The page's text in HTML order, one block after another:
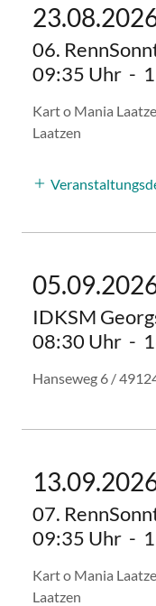
06.
09:35 Uhr -
Kart o Mania
Laatzen
IDKSM
08:30 Uhr -
Hanseweg 6 /
07.
09:35 Uhr -
Kart o Mania
Laatzen